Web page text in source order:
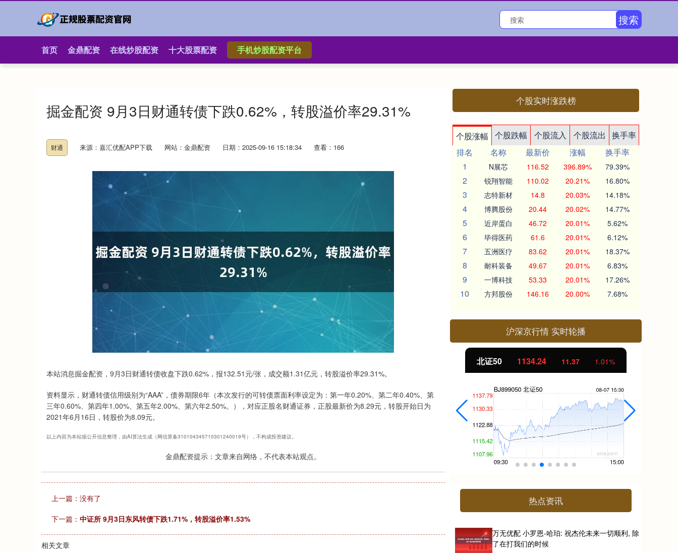
搜索
首页 金鼎配资 在线炒股配资 十大股票配资 手机炒股配资平台
掘金配资 9月3日财通转债下跌0.62%，转股溢价率29.31%
财通 来源：嘉汇优配APP下载 网站：金鼎配资 日期：2025-09-16 15:18:34 查看：166
本站消息掘金配资，9月3日财通转债收盘下跌0.62%，报132.51元/张，成交额1.31亿元，转股溢价率29.31%。
资料显示，财通转债信用级别为“AAA”，债券期限6年（本次发行的可转债票面利率设定为：第一年0.20%、第二年0.40%、第
三年0.60%、第四年1.00%、第五年2.00%、第六年2.50%。），对应正股名财通证券，正股最新价为8.29元，转股开始日为
2021年6月16日，转股价为8.09元。
以上内容为本站据公开信息整理，由AI算法生成（网信算备310104345710301240019号），不构成投资建议。
金鼎配资提示：文章来自网络，不代表本站观点。
上一篇：没有了
下一篇： 中证所 9月3日东风转债下跌1.71%，转股溢价率1.53%
相关文章
个股实时涨跌榜
个股涨幅 个股跌幅 个股流入 个股流出
换手率
排名
名称 最新价 涨幅
换手率
1
N展芯 116.52 396.89% 79.39%
2 锐翔智能 110.02 20.21% 16.80%
3 志特新材 14.8 20.03% 14.18%
4 博腾股份 20.44 20.02% 14.77%
5 近岸蛋白 46.72 20.01% 5.62%
6 毕得医药 61.6 20.01% 6.12%
7 五洲医疗 83.62 20.01% 18.37%
8 耐科装备 49.67 20.01% 6.83%
9 一博科技 53.33 20.01% 17.26%
10 方邦股份 146.16 20.00% 7.68%
沪深京行情 实时轮播
北证50 1134.24 11.37 1.01%
热点资讯
万无优配 小罗恩-哈珀: 祝杰伦未来一切顺利, 除
了在打我们的时候